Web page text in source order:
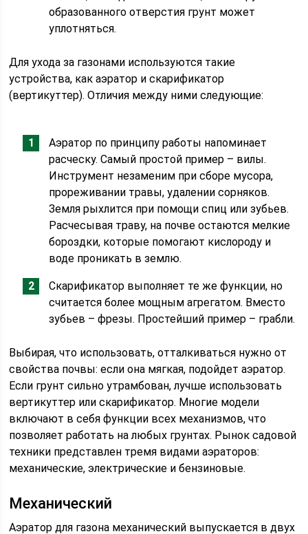
образованного отверстия грунт может
уплотняться.
Для ухода за газонами используются такие
устройства, как аэратор и скарификатор
(вертикуттер). Отличия между ними следующие:
Аэратор по принципу работы напоминает
расческу. Самый простой пример – вилы.
Инструмент незаменим при сборе мусора,
прореживании травы, удалении сорняков.
Земля рыхлится при помощи спиц или зубьев.
Расчесывая траву, на почве остаются мелкие
бороздки, которые помогают кислороду и
воде проникать в землю.
Скарификатор выполняет те же функции, но
считается более мощным агрегатом. Вместо
зубьев – фрезы. Простейший пример – грабли.
Выбирая, что использовать, отталкиваться нужно от
свойства почвы: если она мягкая, подойдет аэратор.
Если грунт сильно утрамбован, лучше использовать
вертикуттер или скарификатор. Многие модели
включают в себя функции всех механизмов, что
позволяет работать на любых грунтах. Рынок садовой
техники представлен тремя видами аэраторов:
механические, электрические и бензиновые.
Механический
Аэратор для газона механический выпускается в двух